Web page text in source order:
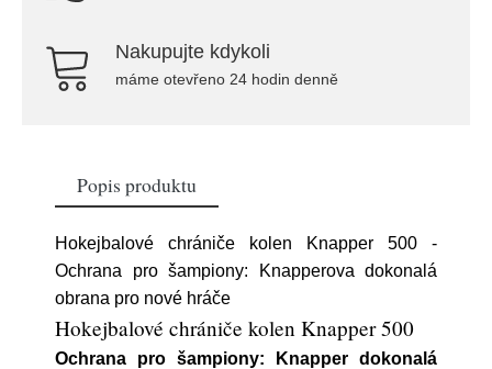
Nakupujte kdykoli
máme otevřeno 24 hodin denně
Popis produktu
Hokejbalové chrániče kolen Knapper 500 -
Ochrana pro šampiony: Knapperova dokonalá
obrana pro nové hráče
Hokejbalové chrániče kolen Knapper 500
Ochrana pro šampiony: Knapper dokonalá